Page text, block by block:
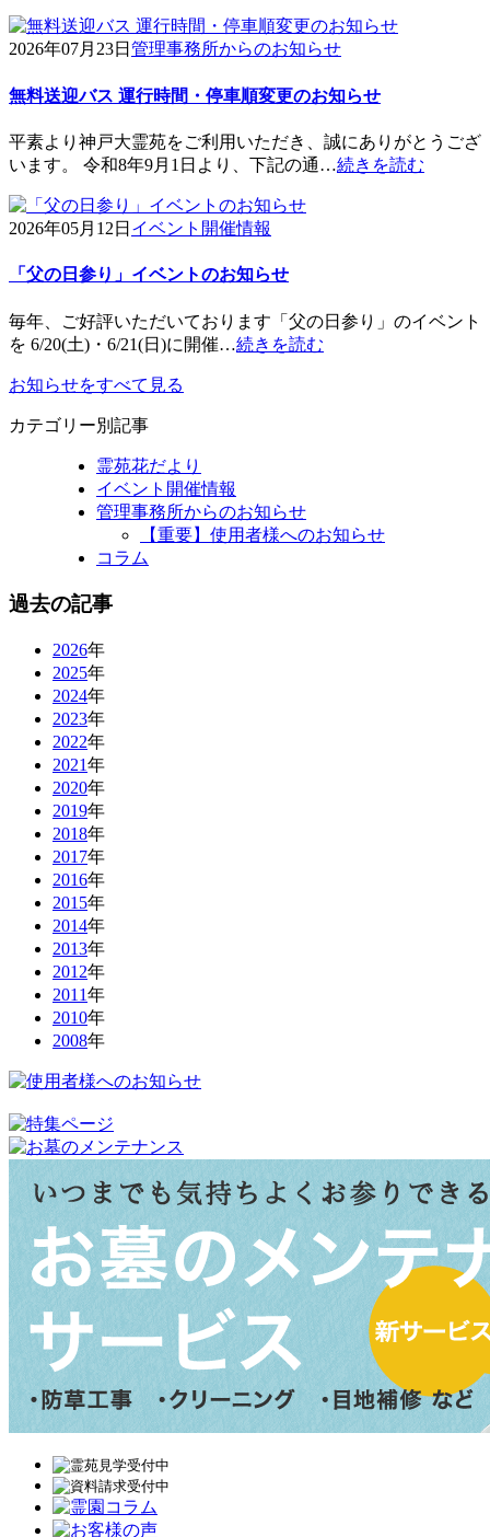
2026年07月23日 管理事務所からのお知らせ
無料送迎バス 運行時間・停車順変更のお知らせ
平素より神戸大霊苑をご利用いただき、誠にありがとうござ
います。 令和8年9月1日より、下記の通…続きを読む
2026年05月12日 イベント開催情報
「父の日参り」イベントのお知らせ
毎年、ご好評いただいております「父の日参り」のイベント
を 6/20(土)・6/21(日)に開催…続きを読む
お知らせをすべて見る
カテゴリー別記事
霊苑花だより
イベント開催情報
管理事務所からのお知らせ
【重要】使用者様へのお知らせ
コラム
過去の記事
2026年
2025年
2024年
2023年
2022年
2021年
2020年
2019年
2018年
2017年
2016年
2015年
2014年
2013年
2012年
2011年
2010年
2008年